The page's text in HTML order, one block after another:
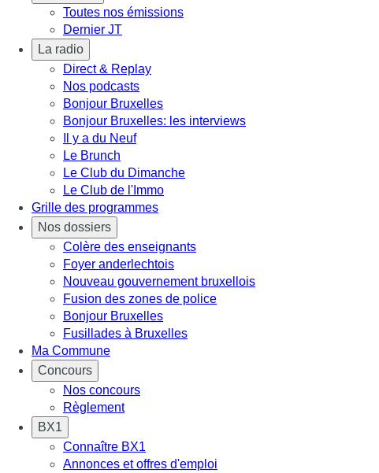
Toutes nos émissions
Dernier JT
La radio
Direct & Replay
Nos podcasts
Bonjour Bruxelles
Bonjour Bruxelles: les interviews
Il y a du Neuf
Le Brunch
Le Club du Dimanche
Le Club de l'Immo
Grille des programmes
Nos dossiers
Colère des enseignants
Foyer anderlechtois
Nouveau gouvernement bruxellois
Fusion des zones de police
Bonjour Bruxelles
Fusillades à Bruxelles
Ma Commune
Concours
Nos concours
Règlement
BX1
Connaître BX1
Annonces et offres d'emploi